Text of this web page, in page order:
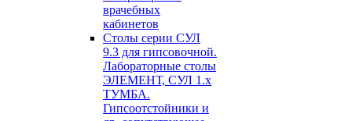
врачебных
кабинетов
Столы серии СУЛ
9.3 для гипсовочной.
Лабораторные столы
ЭЛЕМЕНТ, СУЛ 1.х
ТУМБА.
Гипсоотстойники и